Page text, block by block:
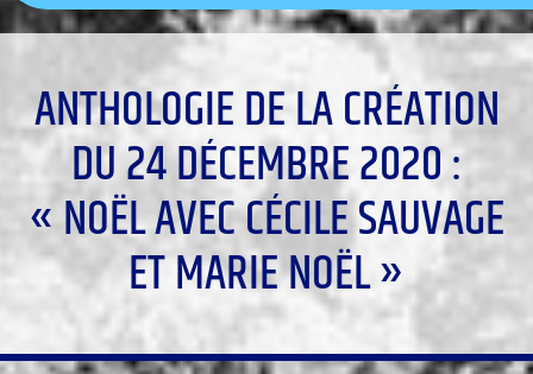
ANTHOLOGIE DE LA CRÉATION
DU 24 DÉCEMBRE 2020 :
« NOËL AVEC CÉCILE SAUVAGE
ET MARIE NOËL »